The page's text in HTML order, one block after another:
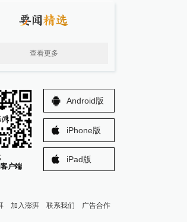
查看更多
户端
Android版
iPhone版
iPad版
加入澎湃 联系我们 广告合作